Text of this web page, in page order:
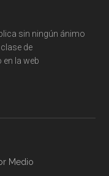
sin ningún ánimo
de
la web
Medio